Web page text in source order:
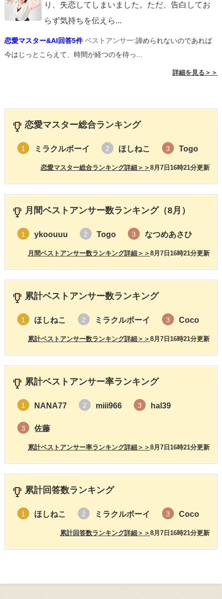
り、失恋してしまいました。ただ、告白してお
らず気持ちを伝えら...
恋愛マスター&AI回答5件 ベストアンサー:諦められないのであれば
今はじっとこらえて、時間が経つのを待っ...
詳細を見る＞＞
恋愛マスター総合ランキング
1 ミラクルボーイ 2 ほしねこ 3 Togo
8月7日16時21分更新
恋愛マスター総合ランキング詳細＞＞
月間ベストアンサー数ランキング（8月）
1 ykoouuu 2 Togo 3 なつめあさひ
8月7日16時21分更新
月間ベストアンサー数ランキング詳細＞＞
累計ベストアンサー数ランキング
1 ほしねこ 2 ミラクルボーイ 3 Coco
8月7日16時21分更新
累計ベストアンサー数ランキング詳細＞＞
累計ベストアンサー率ランキング
1 NANA77 2 miii966 3 hal39
3 佐藤
8月7日16時21分更新
累計ベストアンサー率ランキング詳細＞＞
累計回答数ランキング
1 ほしねこ 2 ミラクルボーイ 3 Coco
8月7日16時21分更新
累計回答数ランキング詳細＞＞